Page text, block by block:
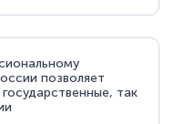
позволяет
так